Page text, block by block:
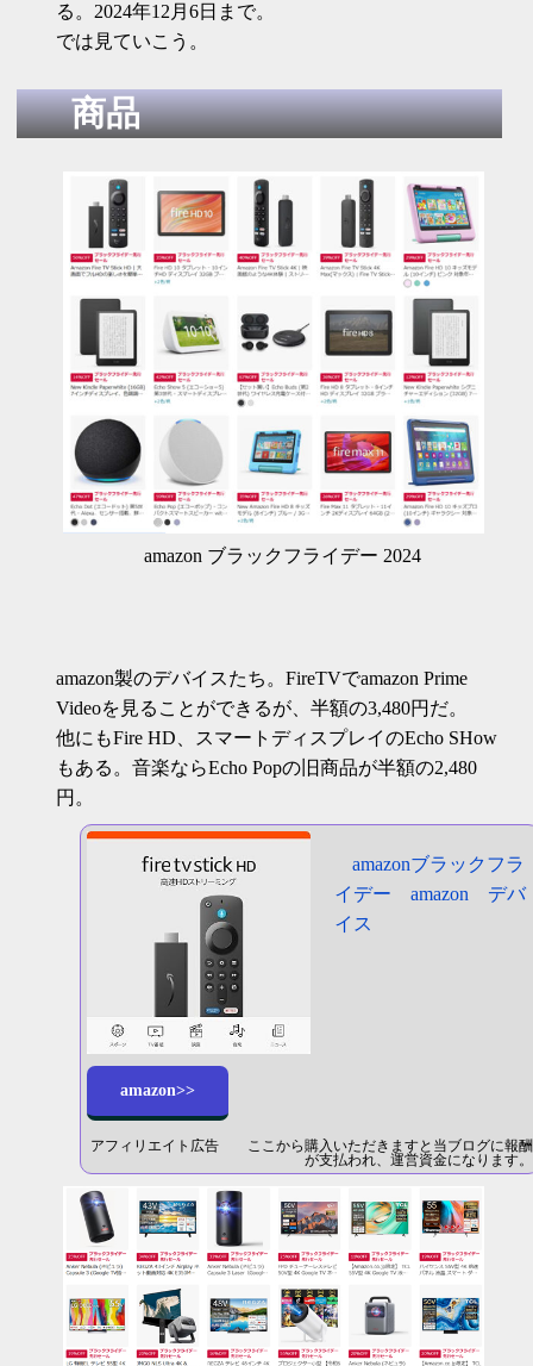
る。2024年12月6日まで。
では見ていこう。
商品
amazon ブラックフライデー 2024
amazon製のデバイスたち。FireTVでamazon Prime
Videoを見ることができるが、半額の3,480円だ。
他にもFire HD、スマートディスプレイのEcho SHow
もある。音楽ならEcho Popの旧商品が半額の2,480
円。
amazonブラックフラ
イデー amazon デバ
イス
amazon>>
アフィリエイト広告 ここから購入いただきますと当ブログに報酬
が支払われ、運営資金になります。